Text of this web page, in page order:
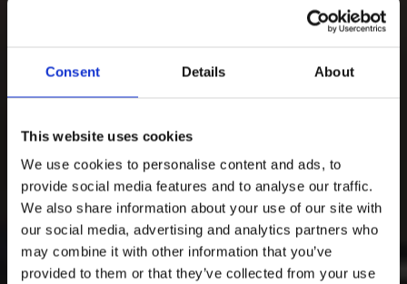
Consent Details About
This website uses cookies
We use cookies to personalise content and ads, to
provide social media features and to analyse our traffic.
We also share information about your use of our site with
our social media, advertising and analytics partners who
may combine it with other information that you’ve
provided to them or that they’ve collected from your use